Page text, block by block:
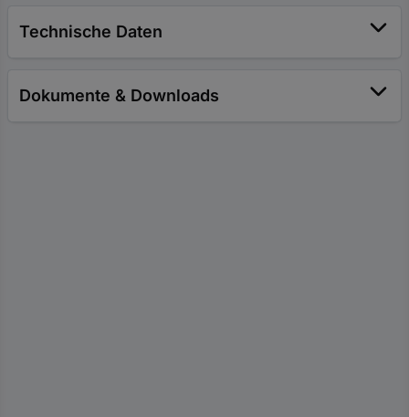
Technische Daten
Dokumente & Downloads